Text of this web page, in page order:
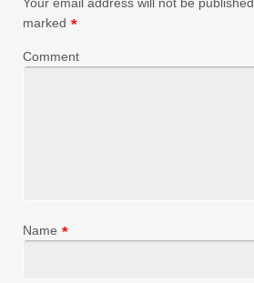
marked *
Comment
Name *